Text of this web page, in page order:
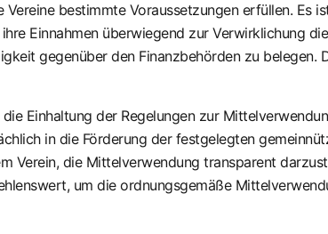
bestimmte Voraussetzungen erfüllen. Es
Einnahmen überwiegend zur Verwirklichung
gegenüber den Finanzbehörden zu
Einhaltung der Regelungen zur
in die Förderung der festgelegten
Verein, die Mittelverwendung transparent
um die ordnungsgemäße